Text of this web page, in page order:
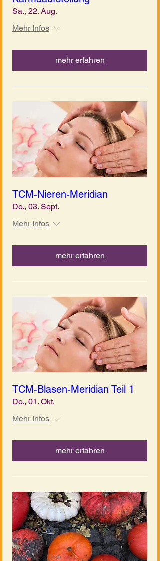
Sa., 22. Aug.
Mehr Infos
mehr erfahren
TCM-Nieren-Meridian
Do., 03. Sept.
Mehr Infos
mehr erfahren
TCM-Blasen-Meridian Teil 1
Do., 01. Okt.
Mehr Infos
mehr erfahren